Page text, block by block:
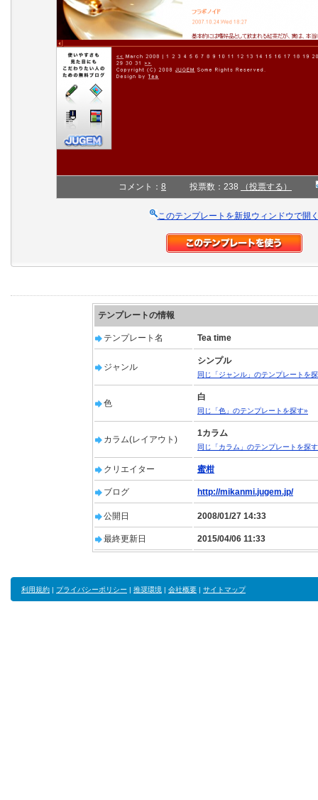
コメント： 8 投票数：238 （投票する）
このテンプレートを新規ウィンドウで開
テンプレートの情報
テンプレート名 Tea time
ジャンル
シンプル
同じ「ジャンル」のテンプレートを
色
白
同じ「色」のテンプレートを探す»
カラム(レイアウト)
1カラム
同じ「カラム」のテンプレートを探
クリエイター 蜜柑
ブログ http://mikanmi.jugem.jp/
公開日 2008/01/27 14:33
最終更新日 2015/04/06 11:33
利用規約 | プライバシーポリシー | 推奨環境 | 会社概要 | サイトマップ